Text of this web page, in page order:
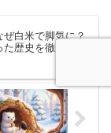
ぜ白米で脚気に？
歴史を徹底解